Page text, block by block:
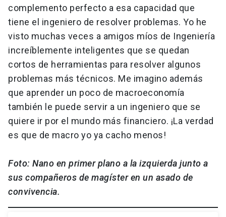
complemento perfecto a esa capacidad que
tiene el ingeniero de resolver problemas. Yo he
visto muchas veces a amigos míos de Ingeniería
increíblemente inteligentes que se quedan
cortos de herramientas para resolver algunos
problemas más técnicos. Me imagino además
que aprender un poco de macroeconomía
también le puede servir a un ingeniero que se
quiere ir por el mundo más financiero. ¡La verdad
es que de macro yo ya cacho menos!
Foto: Nano en primer plano a la izquierda junto a
sus compañeros de magíster en un asado de
convivencia.